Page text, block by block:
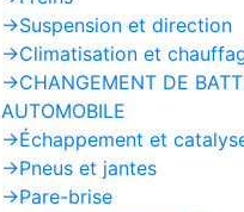
->Suspension et direction
->Climatisation et
->CHANGEMENT DE
AUTOMOBILE
->Échappement et
->Pneus et jantes
->Pare-brise